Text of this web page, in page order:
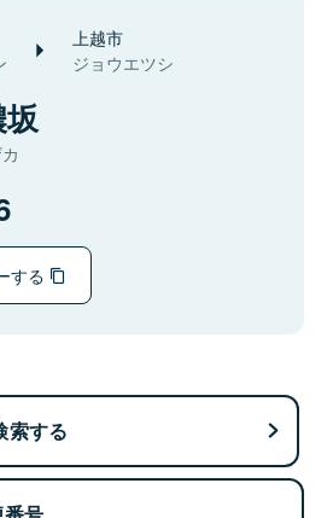
上越市
ジョウエツシ
する
索する